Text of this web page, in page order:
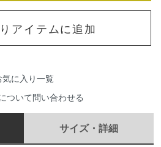
アイテムに追加
気に入り一覧
ついて問い合わせる
サイズ・詳細